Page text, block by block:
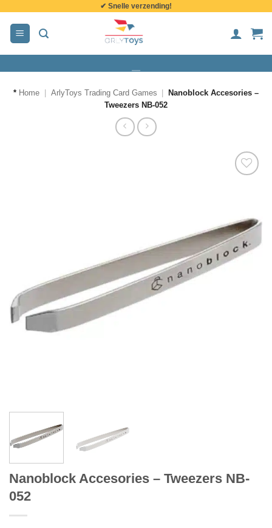
inhoud
✔ Snelle verzending!
* Home ArlyToys Trading Card Games
Nanoblock Accesories –
Tweezers NB-052
Nanoblock Accesories – Tweezers NB-
052